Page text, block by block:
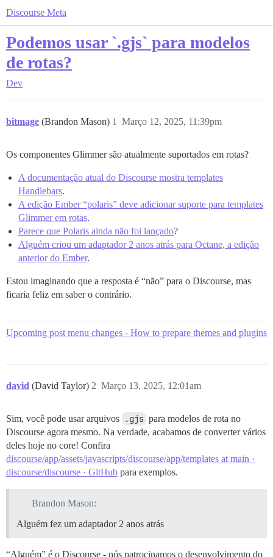
Discourse Meta
Podemos usar `.gjs` para modelos
de rotas?
Dev
bitmage (Brandon Mason) Março 12, 2025, 11:39pm
1
Os componentes Glimmer são atualmente suportados em rotas?
A documentação atual do Discourse mostra templates
Handlebars.
A edição Ember “polaris” deve adicionar suporte para templates
Glimmer em rotas.
Parece que Polaris ainda não foi lançado?
Alguém criou um adaptador 2 anos atrás para Octane, a edição
anterior do Ember.
Estou imaginando que a resposta é “não” para o Discourse, mas
ficaria feliz em saber o contrário.
Upcoming post menu changes - How to prepare themes and plugins
david (David Taylor) Março 13, 2025, 12:01am
2
Sim, você pode usar arquivos .gjs para modelos de rota no
Discourse agora mesmo. Na verdade, acabamos de converter vários
deles hoje no core! Confira
discourse/app/assets/javascripts/discourse/app/templates at main ·
discourse/discourse · GitHub para exemplos.
Brandon Mason:
Alguém fez um adaptador 2 anos atrás
“Alguém” é o Discourse - nós patrocinamos o desenvolvimento do